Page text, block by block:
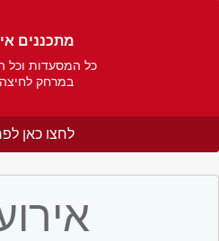
מתכננים
כל המסעדות וכל
במרחק
לחצו כאן